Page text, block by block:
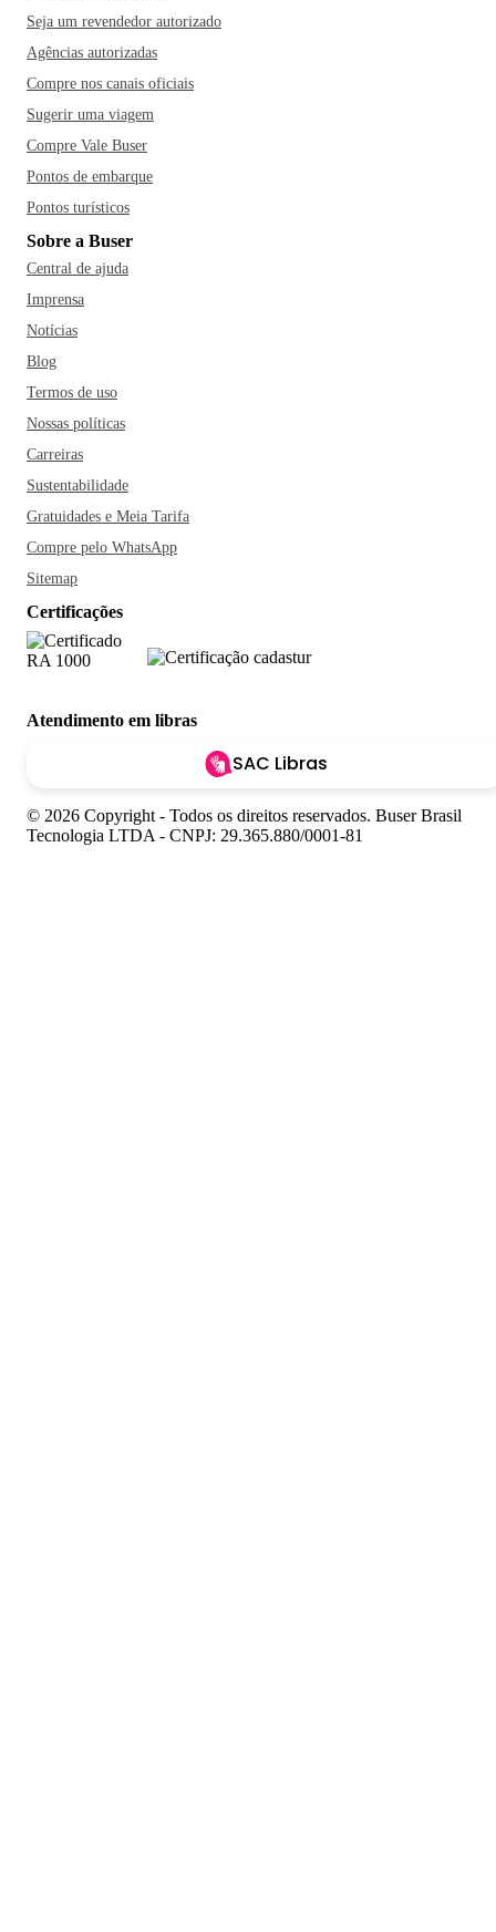
Seja um revendedor autorizado
Agências autorizadas
Compre nos canais oficiais
Sugerir uma viagem
Compre Vale Buser
Pontos de embarque
Pontos turísticos
Sobre a Buser
Central de ajuda
Imprensa
Notícias
Blog
Termos de uso
Nossas políticas
Carreiras
Sustentabilidade
Gratuidades e Meia Tarifa
Compre pelo WhatsApp
Sitemap
Certificações
Atendimento em libras
SAC Libras
© 2026 Copyright - Todos os direitos reservados. Buser Brasil
Tecnologia LTDA - CNPJ: 29.365.880/0001-81